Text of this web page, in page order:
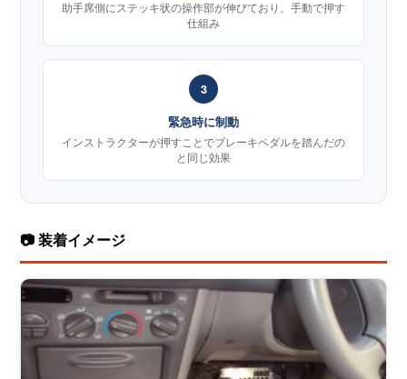
助手席側にステッキ状の操作部が伸びており、手動で押す
仕組み
3
緊急時に制動
インストラクターが押すことでブレーキペダルを踏んだの
と同じ効果
📷 装着イメージ